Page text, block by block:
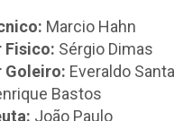
Marcio Hahn
Fisico: Sérgio Dimas
Goleiro: Everaldo
Bastos
João Paulo